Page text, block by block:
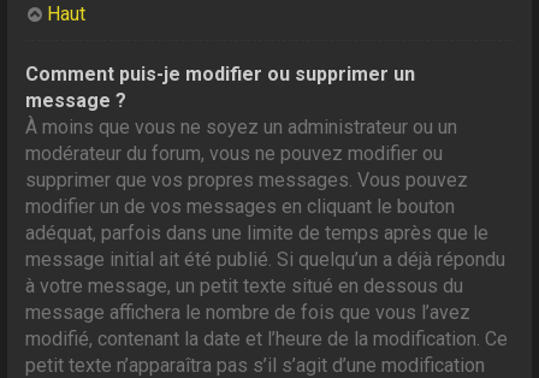
Haut
Comment puis-je modifier ou supprimer un
message ?
À moins que vous ne soyez un administrateur ou un
modérateur du forum, vous ne pouvez modifier ou
supprimer que vos propres messages. Vous pouvez
modifier un de vos messages en cliquant le bouton
adéquat, parfois dans une limite de temps après que le
message initial ait été publié. Si quelqu’un a déjà répondu
à votre message, un petit texte situé en dessous du
message affichera le nombre de fois que vous l’avez
modifié, contenant la date et l’heure de la modification. Ce
petit texte n’apparaîtra pas s’il s’agit d’une modification